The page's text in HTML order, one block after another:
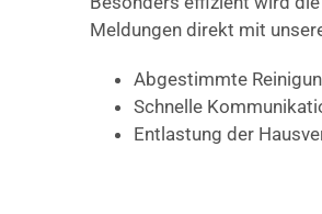
Meldungen direkt mit
Abgestimmte
Schnelle
Entlastung der